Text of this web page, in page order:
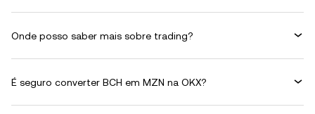
Onde posso saber mais sobre trading?
É seguro converter BCH em MZN na OKX?